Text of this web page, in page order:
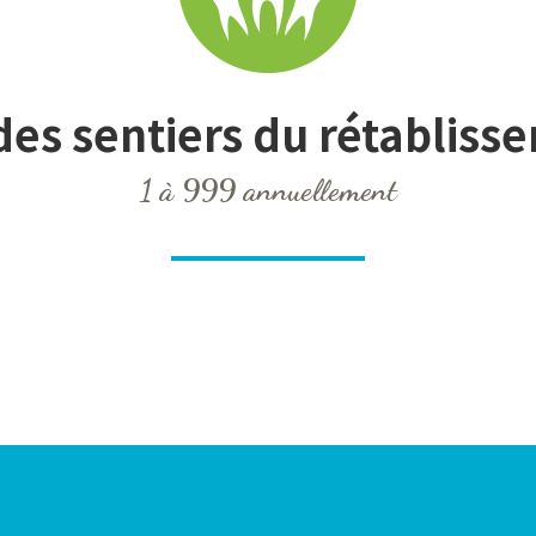
sentiers du
1 à 999 annuellement